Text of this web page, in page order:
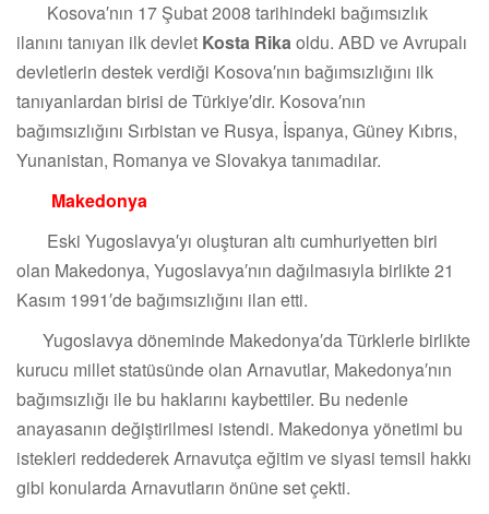
Kosova′nın 17 Şubat 2008 tarihindeki bağımsızlık
ilanını tanıyan ilk devlet Kosta Rikaoldu. ABD ve Avrupalı
devletlerin destek verdiği Kosova′nın bağımsızlığını ilk
tanıyanlardan birisi de Türkiye′dir. Kosova′nın
bağımsızlığını Sırbistan ve Rusya, İspanya, Güney Kıbrıs,
Yunanistan, Romanya ve Slovakya tanımadılar.
Makedonya
Eski Yugoslavya′yı oluşturan altı cumhuriyetten biri
olan Makedonya, Yugoslavya′nın dağılmasıyla birlikte 21
Kasım 1991′de bağımsızlığını ilan etti.
Yugoslavya döneminde Makedonya′da Türklerle birlikte
kurucu millet statüsünde olan Arnavutlar, Makedonya′nın
bağımsızlığı ile bu haklarını kaybettiler. Bu nedenle
anayasanın değiştirilmesi istendi. Makedonya yönetimi bu
istekleri reddederek Arnavutça eğitim ve siyasi temsil hakkı
gibi konularda Arnavutların önüne set çekti.